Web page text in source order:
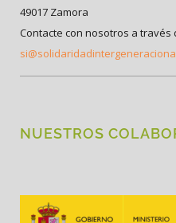
49017 Zamora
Contacte con nosotros a través
NUESTROS